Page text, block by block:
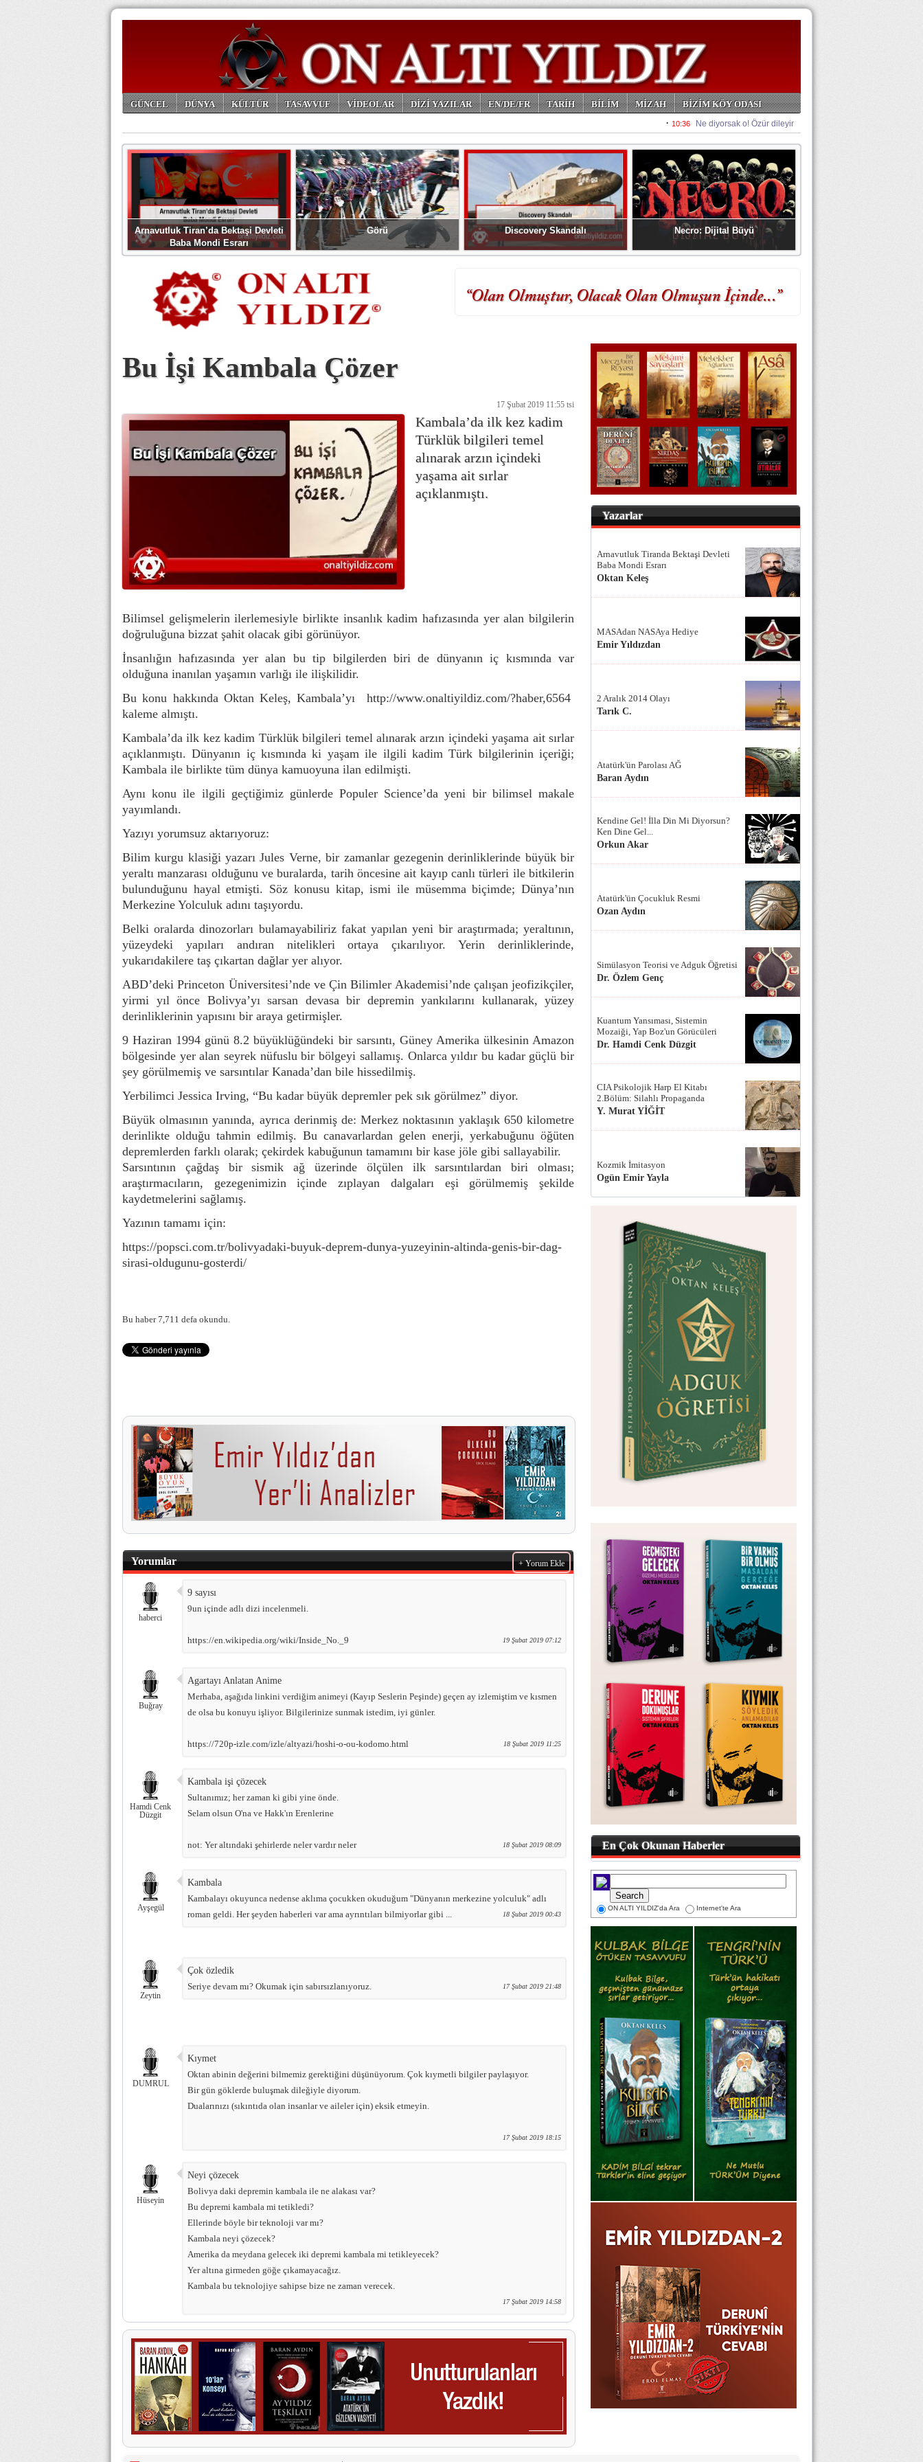
GÜNCEL DÜNYA KÜLTÜR TASAVVUF VİDEOLAR DİZİ YAZILAR EN/DE/FR TARİH BİLİM MİZAH
BİZİM KÖY ODASI
Arnavutluk Tiran’da Bektaşi Devleti
Baba Mondi Esrarı
Görü Discovery Skandalı Necro: Dijital Büyü
Bu İşi Kambala Çözer
17 Şubat 2019 11:55 tsi
Kambala’da ilk kez kadim
Türklük bilgileri temel
alınarak arzın içindeki
yaşama ait sırlar
açıklanmıştı.
Bilimsel gelişmelerin ilerlemesiyle birlikte insanlık kadim hafızasında yer alan bilgilerin
doğruluğuna bizzat şahit olacak gibi görünüyor.
İnsanlığın hafızasında yer alan bu tip bilgilerden biri de dünyanın iç kısmında var
olduğuna inanılan yaşamın varlığı ile ilişkilidir.
Bu konu hakkında Oktan Keleş, Kambala’yı http://www.onaltiyildiz.com/?haber,6564
kaleme almıştı.
Kambala’da ilk kez kadim Türklük bilgileri temel alınarak arzın içindeki yaşama ait sırlar
açıklanmıştı. Dünyanın iç kısmında ki yaşam ile ilgili kadim Türk bilgilerinin içeriği;
Kambala ile birlikte tüm dünya kamuoyuna ilan edilmişti.
Aynı konu ile ilgili geçtiğimiz günlerde Populer Science’da yeni bir bilimsel makale
yayımlandı.
Yazıyı yorumsuz aktarıyoruz:
Bilim kurgu klasiği yazarı Jules Verne, bir zamanlar gezegenin derinliklerinde büyük bir
yeraltı manzarası olduğunu ve buralarda, tarih öncesine ait kayıp canlı türleri ile bitkilerin
bulunduğunu hayal etmişti. Söz konusu kitap, ismi ile müsemma biçimde; Dünya’nın
Merkezine Yolculuk adını taşıyordu.
Belki oralarda dinozorları bulamayabiliriz fakat yapılan yeni bir araştırmada; yeraltının,
yüzeydeki yapıları andıran nitelikleri ortaya çıkarılıyor. Yerin derinliklerinde,
yukarıdakilere taş çıkartan dağlar yer alıyor.
ABD’deki Princeton Üniversitesi’nde ve Çin Bilimler Akademisi’nde çalışan jeofizikçiler,
yirmi yıl önce Bolivya’yı sarsan devasa bir depremin yankılarını kullanarak, yüzey
derinliklerinin yapısını bir araya getirmişler.
9 Haziran 1994 günü 8.2 büyüklüğündeki bir sarsıntı, Güney Amerika ülkesinin Amazon
bölgesinde yer alan seyrek nüfuslu bir bölgeyi sallamış. Onlarca yıldır bu kadar güçlü bir
şey görülmemiş ve sarsıntılar Kanada’dan bile hissedilmiş.
Yerbilimci Jessica Irving, “Bu kadar büyük depremler pek sık görülmez” diyor.
Büyük olmasının yanında, ayrıca derinmiş de: Merkez noktasının yaklaşık 650 kilometre
derinlikte olduğu tahmin edilmiş. Bu canavarlardan gelen enerji, yerkabuğunu öğüten
depremlerden farklı olarak; çekirdek kabuğunun tamamını bir kase jöle gibi sallayabilir.
Sarsıntının çağdaş bir sismik ağ üzerinde ölçülen ilk sarsıntılardan biri olması;
araştırmacıların, gezegenimizin içinde zıplayan dalgaları eşi görülmemiş şekilde
kaydetmelerini sağlamış.
Yazının tamamı için:
https://popsci.com.tr/bolivyadaki-buyuk-deprem-dunya-yuzeyinin-altinda-genis-bir-dag-
sirasi-oldugunu-gosterdi/
Bu haber 7,711 defa okundu.
Yorumlar + Yorum Ekle
haberci
9 sayısı
9un içinde adlı dizi incelenmeli.
https://en.wikipedia.org/wiki/Inside_No._9 19 Şubat 2019 07:12
Buğray
Agartayı Anlatan Anime
Merhaba, aşağıda linkini verdiğim animeyi (Kayıp Seslerin Peşinde) geçen ay izlemiştim ve kısmen
de olsa bu konuyu işliyor. Bilgilerinize sunmak istedim, iyi günler.
https://720p-izle.com/izle/altyazi/hoshi-o-ou-kodomo.html 18 Şubat 2019 11:25
Hamdi Cenk
Düzgit
Kambala işi çözecek
Sultanımız; her zaman ki gibi yine önde.
Selam olsun O'na ve Hakk'ın Erenlerine
not: Yer altındaki şehirlerde neler vardır neler 18 Şubat 2019 08:09
Ayşegül
Kambala
Kambalayı okuyunca nedense aklıma çocukken okuduğum "Dünyanın merkezine yolculuk" adlı
roman geldi. Her şeyden haberleri var ama ayrıntıları bilmiyorlar gibi ...
18 Şubat 2019 00:43
Zeytin
Çok özledik
Seriye devam mı? Okumak için sabırsızlanıyoruz.
17 Şubat 2019 21:48
DUMRUL
Kıymet
Oktan abinin değerini bilmemiz gerektiğini düşünüyorum. Çok kıymetli bilgiler paylaşıyor.
Bir gün göklerde buluşmak dileğiyle diyorum.
Dualarınızı (sıkıntıda olan insanlar ve aileler için) eksik etmeyin.
17 Şubat 2019 18:15
Hüseyin
Neyi çözecek
Bolivya daki depremin kambala ile ne alakası var?
Bu depremi kambala mi tetikledi?
Ellerinde böyle bir teknoloji var mı?
Kambala neyi çözecek?
Amerika da meydana gelecek iki depremi kambala mi tetikleyecek?
Yer altına girmeden göğe çıkamayacağız.
Kambala bu teknolojiye sahipse bize ne zaman verecek.
17 Şubat 2019 14:58
Yazarlar
Arnavutluk Tiranda Bektaşi Devleti
Baba Mondi Esrarı
Oktan Keleş
MASAdan NASAya Hediye
Emir Yıldızdan
2 Aralık 2014 Olayı
Tarık C.
Atatürk'ün Parolası AĞ
Baran Aydın
Kendine Gel! İlla Din Mi Diyorsun?
Ken Dine Gel...
Orkun Akar
Atatürk'ün Çocukluk Resmi
Ozan Aydın
Simülasyon Teorisi ve Adguk Öğretisi
Dr. Özlem Genç
Kuantum Yansıması, Sistemin
Mozaiği, Yap Boz'un Görücüleri
Dr. Hamdi Cenk Düzgit
CIA Psikolojik Harp El Kitabı
2.Bölüm: Silahlı Propaganda
Y. Murat YİĞİT
Kozmik İmitasyon
Ogün Emir Yayla
En Çok Okunan Haberler
ON ALTI YILDIZ'da Ara Internet'te Ara